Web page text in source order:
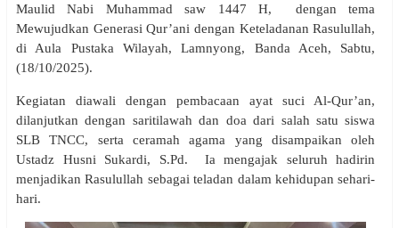
Maulid Nabi Muhammad saw 1447 H, dengan tema
Mewujudkan Generasi Qur’ani dengan Keteladanan Rasulullah,
di Aula Pustaka Wilayah, Lamnyong, Banda Aceh, Sabtu,
(18/10/2025).
Kegiatan diawali dengan pembacaan ayat suci Al-Qur’an,
dilanjutkan dengan saritilawah dan doa dari salah satu siswa
SLB TNCC, serta ceramah agama yang disampaikan oleh
Ustadz Husni Sukardi, S.Pd. Ia mengajak seluruh hadirin
menjadikan Rasulullah sebagai teladan dalam kehidupan sehari-
hari.